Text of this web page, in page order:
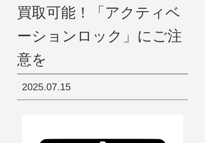
買取可能！「アクティベ
ーションロック」にご注
意を
2025.07.15